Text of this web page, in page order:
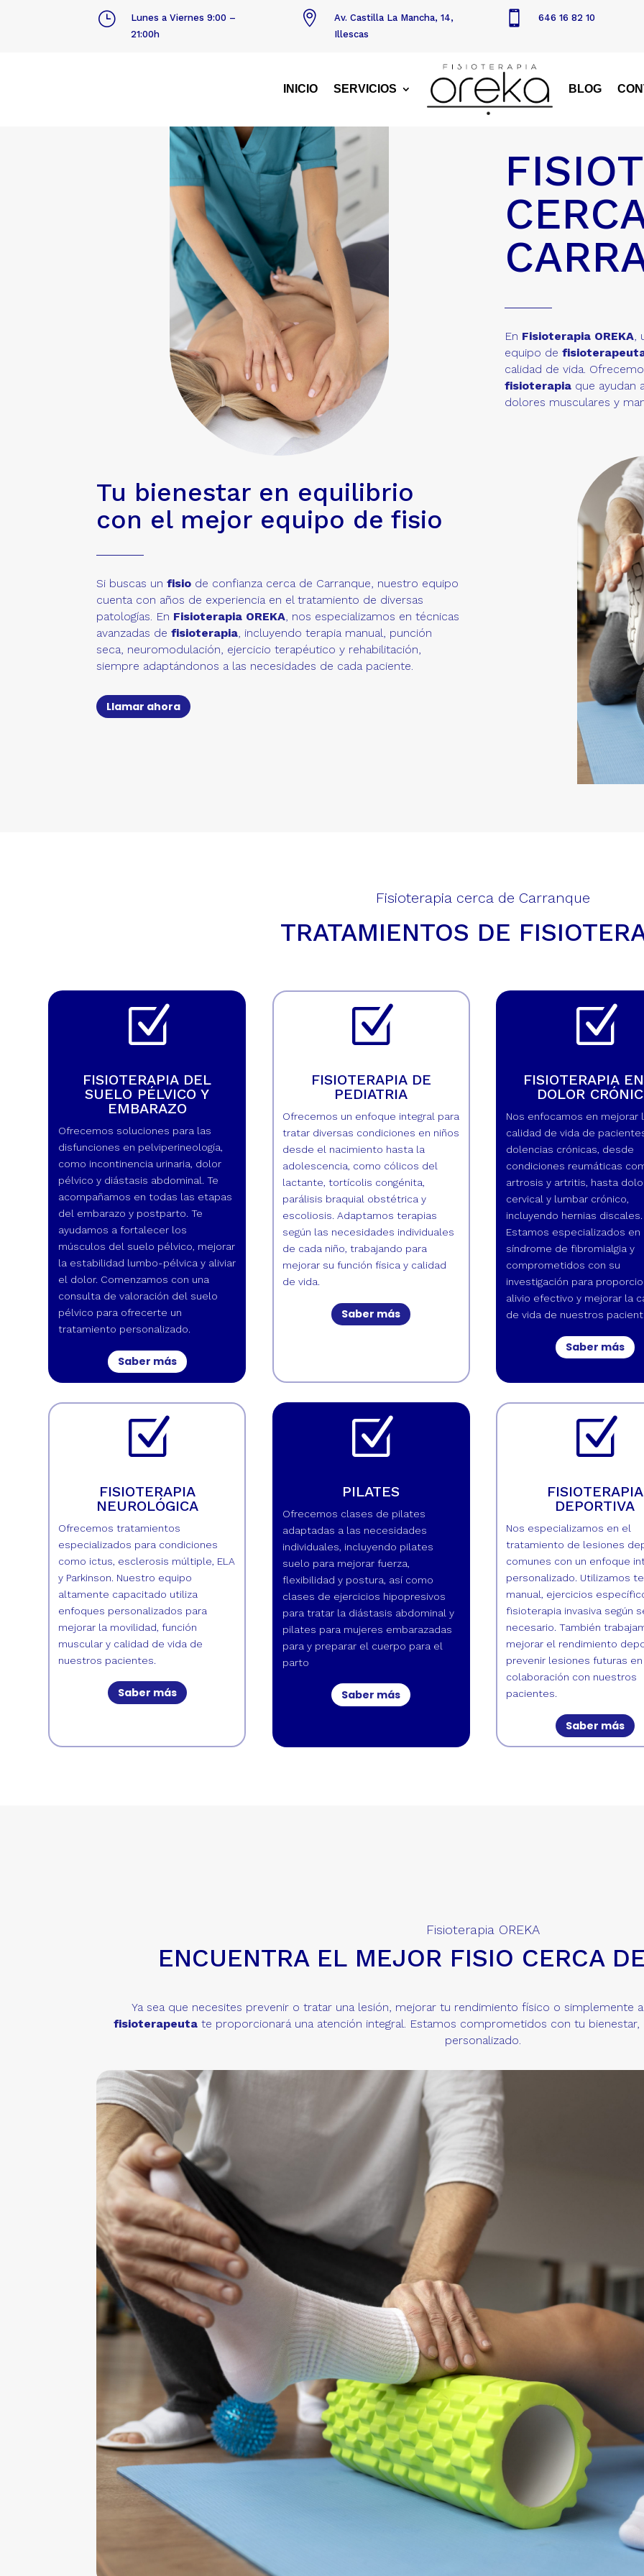
}
Lunes a Viernes 9:00 –
21:00h

Av. Castilla La Mancha, 14,
Illescas
 646 16 82 10
INICIO SERVICIOS BLOG
En Fisioterapia OREKA,
equipo de
calidad de vida.
fisioterapiaque ayudan
dolores musculares y
Tu bienestar en equilibrio
con el mejor equipo de fisio
Si buscas unfisio de confianza cerca de Carranque, nuestro equipo
cuenta con años de experiencia en el tratamiento de diversas
patologías. En Fisioterapia OREKA, nos especializamos en técnicas
avanzadas defisioterapia, incluyendo terapia manual, punción
seca, neuromodulación, ejercicio terapéutico y rehabilitación,
siempre adaptándonos a las necesidades de cada paciente.
Llamar ahora
Fisioterapia cerca de Carranque
TRATAMIENTOS DE
Z
FISIOTERAPIA DEL
SUELO PÉLVICO Y
EMBARAZO
Ofrecemos soluciones para las
disfunciones en pelviperineología,
como incontinencia urinaria, dolor
pélvico y diástasis abdominal. Te
acompañamos en todas las etapas
del embarazo y postparto. Te
ayudamos a fortalecer los
músculos del suelo pélvico, mejorar
la estabilidad lumbo-pélvica y aliviar
el dolor. Comenzamos con una
consulta de valoración del suelo
pélvico para ofrecerte un
tratamiento personalizado.
Saber más
Z
FISIOTERAPIA DE
PEDIATRIA
Ofrecemos un enfoque integral para
tratar diversas condiciones en niños
desde el nacimiento hasta la
adolescencia, como cólicos del
lactante, tortícolis congénita,
parálisis braquial obstétrica y
escoliosis. Adaptamos terapias
según las necesidades individuales
de cada niño, trabajando para
mejorar su función física y calidad
de vida.
Saber más
Z
FISIOTERAPIA
DOLOR
Nos enfocamos en mejorar
calidad de vida de
dolencias crónicas, desde
condiciones reumáticas
artrosis y artritis, hasta
cervical y lumbar crónico,
incluyendo hernias discales.
Estamos especializados en
síndrome de fibromialgia y
comprometidos con su
investigación para
alivio efectivo y mejorar la
de vida de nuestros
Saber más
Z
FISIOTERAPIA
NEUROLÓGICA
Ofrecemos tratamientos
especializados para condiciones
como ictus, esclerosis múltiple, ELA
y Parkinson. Nuestro equipo
altamente capacitado utiliza
enfoques personalizados para
mejorar la movilidad, función
muscular y calidad de vida de
nuestros pacientes.
Saber más
Z
PILATES
Ofrecemos clases de pilates
adaptadas a las necesidades
individuales, incluyendo pilates
suelo para mejorar fuerza,
flexibilidad y postura, así como
clases de ejercicios hipopresivos
para tratar la diástasis abdominal y
pilates para mujeres embarazadas
para y preparar el cuerpo para el
parto
Saber más
Z
FISIOTERAPIA
DEPORTIVA
Nos especializamos en el
tratamiento de lesiones
comunes con un enfoque
personalizado. Utilizamos
manual, ejercicios
fisioterapia invasiva según
necesario. También
mejorar el rendimiento
prevenir lesiones futuras en
colaboración con nuestros
pacientes.
Saber más
Fisioterapia OREKA
ENCUENTRA EL MEJOR FISIO CERCA
Ya sea que necesites prevenir o tratar una lesión, mejorar tu rendimiento físico o simplemente
fisioterapeuta te proporcionará una atención integral. Estamos comprometidos con tu
personalizado.